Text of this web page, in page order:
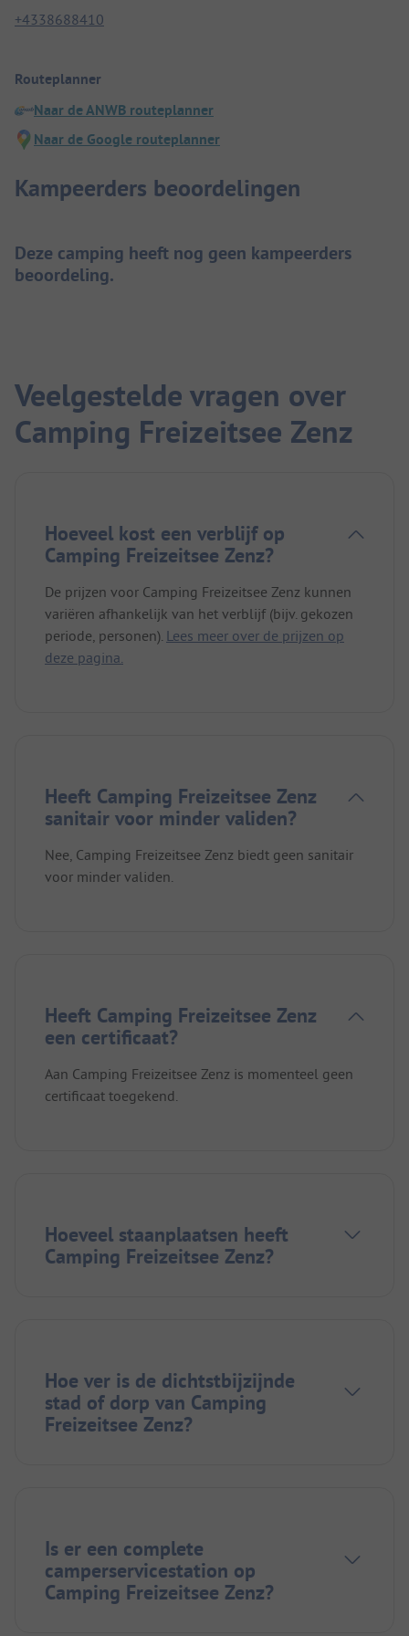
+4338688410
Routeplanner
Naar de ANWB routeplanner
Naar de Google routeplanner
Kampeerders beoordelingen
Deze camping heeft nog geen kampeerders
beoordeling.
Veelgestelde vragen over
Camping Freizeitsee Zenz
Hoeveel kost een verblijf op
Camping Freizeitsee Zenz?
De prijzen voor Camping Freizeitsee Zenz kunnen
variëren afhankelijk van het verblijf (bijv. gekozen
periode, personen). Lees meer over de prijzen op
deze pagina.
Heeft Camping Freizeitsee Zenz
sanitair voor minder validen?
Nee, Camping Freizeitsee Zenz biedt geen sanitair
voor minder validen.
Heeft Camping Freizeitsee Zenz
een certificaat?
Aan Camping Freizeitsee Zenz is momenteel geen
certificaat toegekend.
Hoeveel staanplaatsen heeft
Camping Freizeitsee Zenz?
Hoe ver is de dichtstbijzijnde
stad of dorp van Camping
Freizeitsee Zenz?
Is er een complete
camperservicestation op
Camping Freizeitsee Zenz?